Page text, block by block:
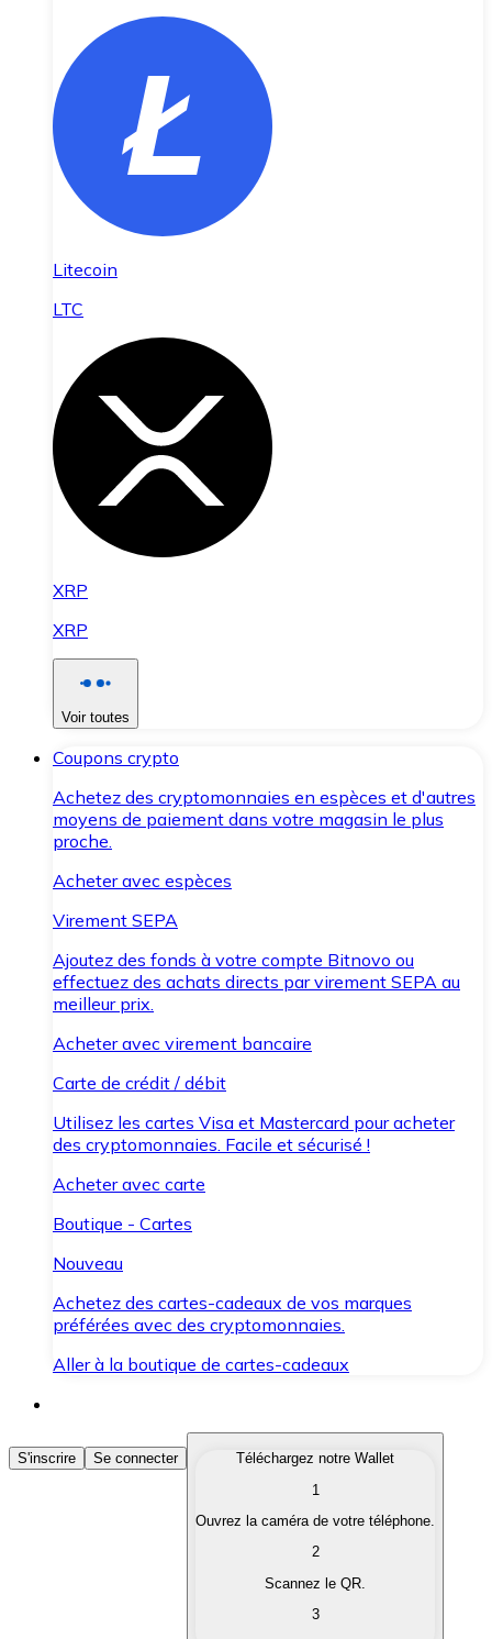
Litecoin
LTC
XRP
XRP
Voir toutes
Coupons crypto
Achetez des cryptomonnaies en espèces et d'autres
moyens de paiement dans votre magasin le plus
proche.
Acheter avec espèces
Virement SEPA
Ajoutez des fonds à votre compte Bitnovo ou
effectuez des achats directs par virement SEPA au
meilleur prix.
Acheter avec virement bancaire
Carte de crédit / débit
Utilisez les cartes Visa et Mastercard pour acheter
des cryptomonnaies. Facile et sécurisé !
Acheter avec carte
Boutique - Cartes
Nouveau
Achetez des cartes-cadeaux de vos marques
préférées avec des cryptomonnaies.
Aller à la boutique de cartes-cadeaux
Acheter des Cryptomonnaies
Achetez les cryptomonnaies qui vous intéressent
Convertissez vos cryptomonnaies en monnaie
S'inscrire Se connecter
Téléchargez notre Wallet
1
Ouvrez la caméra de votre téléphone.
2
Scannez le QR.
3